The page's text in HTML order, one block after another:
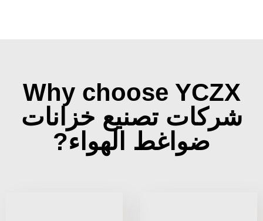
Why choose YCZX
شركات تصنيع خزانات
ضواغط الهواء?